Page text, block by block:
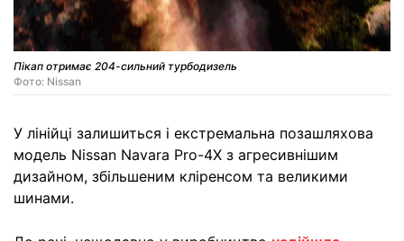
Пікап отримає 204-сильний турбодизель
Фото: Nissan
У лінійці залишиться і екстремальна позашляхова
модель Nissan Navara Pro-4X з агресивнішим
дизайном, збільшеним кліренсом та великими
шинами.